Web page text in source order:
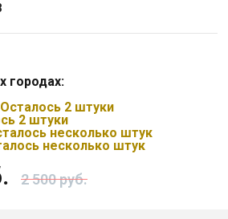
городах:
Осталось 2 штуки
2 штуки
несколько штук
несколько штук
2 500 руб.